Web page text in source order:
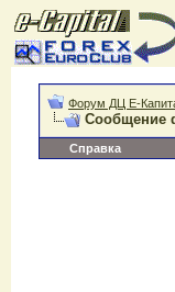
Форум ДЦ Е-
Сообщение
Справка